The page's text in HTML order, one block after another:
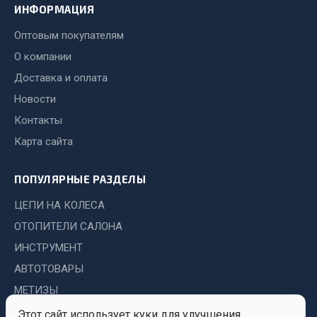
Весь раздел
Автомобильная электрика
Автолампы
Блоки реле и предохранителей
Выключатели и переключатели клавишные
Изолента
Весь раздел
ИНФОРМАЦИЯ
Оптовым покупателям
О компании
Доставка и оплата
Новости
Контакты
Карта сайта
ПОПУЛЯРНЫЕ РАЗДЕЛЫ
ЦЕПИ НА КОЛЕСА
ОТОПИТЕЛИ САЛОНА
ИНСТРУМЕНТ
АВТОТОВАРЫ
МЕТИЗЫ